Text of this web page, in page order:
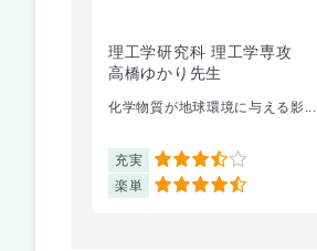
理工学研究科 理工学専攻
高橋ゆかり先生
化学物質が地球環境に与える影...
充実 3.5
楽単 4.5